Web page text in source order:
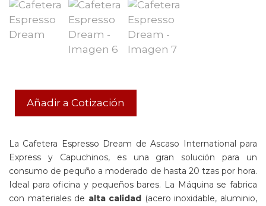
Añadir a Cotización
La Cafetera Espresso Dream de Ascaso International para
Express y Capuchinos, es una gran solución para un
consumo de pequño a moderado de hasta 20 tzas por hora.
Ideal para oficina y pequeños bares. La Máquina se fabrica
con materiales de alta calidad (acero inoxidable, aluminio,